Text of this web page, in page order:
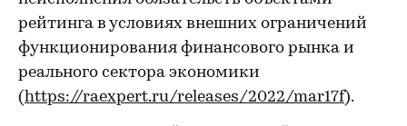
рейтинга в условиях внешних ограничений
функционирования финансового рынка и
реального сектора экономики
(https://raexpert.ru/releases/2022/mar17f).